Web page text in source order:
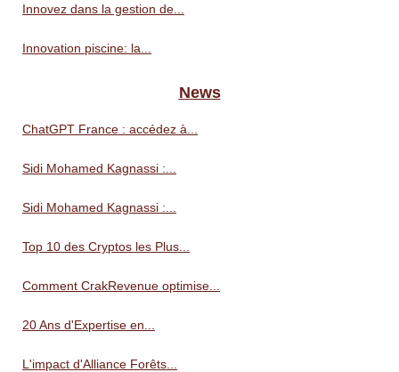
Innovez dans la gestion de...
Innovation piscine: la...
News
ChatGPT France : accédez à...
Sidi Mohamed Kagnassi :...
Sidi Mohamed Kagnassi :...
Top 10 des Cryptos les Plus...
Comment CrakRevenue optimise...
20 Ans d'Expertise en...
L'impact d'Alliance Forêts...